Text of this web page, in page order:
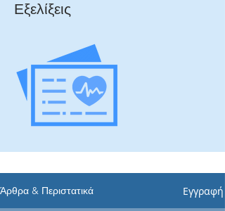
Εξελίξεις
Άρθρα & Περιστατικά Εγγραφή